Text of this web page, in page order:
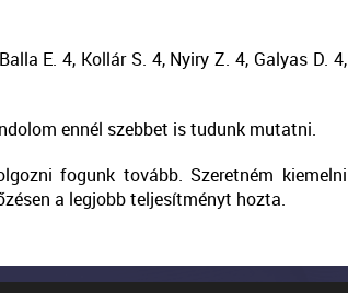
E. 4, Kollár S. 4, Nyiry Z. 4, Galyas D. 4,
ennél szebbet is tudunk mutatni.
fogunk tovább. Szeretném kiemelni
a legjobb teljesítményt hozta.